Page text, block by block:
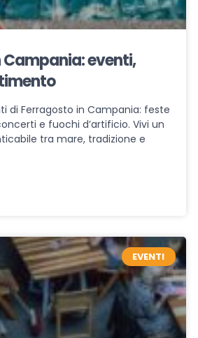
Campania: eventi,
di Ferragosto in Campania: feste
e fuochi d’artificio. Vivi un
tra mare, tradizione e
EVENTI